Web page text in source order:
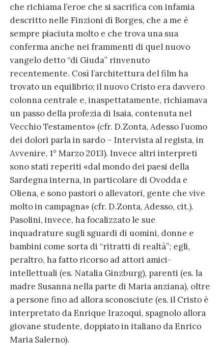
che richiama l’eroe che si sacrifica con infamia
descritto nelle Finzioni di Borges, che a me è
sempre piaciuta molto e che trova una sua
conferma anche nei frammenti di quel nuovo
vangelo detto “di Giuda” rinvenuto
recentemente. Così l’architettura del film ha
trovato un equilibrio; il nuovo Cristo era davvero
colonna centrale e, inaspettatamente, richiamava
un passo della profezia di Isaia, contenuta nel
Vecchio Testamento» (cfr. D.Zonta, Adesso l’uomo
dei dolori parla in sardo – Intervista al regista, in
Avvenire, 1° Marzo 2013). Invece altri interpreti
sono stati reperiti «dal mondo dei paesi della
Sardegna interna, in particolare di Ovodda e
Oliena, e sono pastori o allevatori, gente che vive
molto in campagna» (cfr. D.Zonta, Adesso, cit.).
Pasolini, invece, ha focalizzato le sue
inquadrature sugli sguardi di uomini, donne e
bambini come sorta di “ritratti di realtà”; egli,
peraltro, ha fatto ricorso ad attori amici-
intellettuali (es. Natalia Ginzburg), parenti (es. la
madre Susanna nella parte di Maria anziana), oltre
a persone fino ad allora sconosciute (es. il Cristo è
interpretato da Enrique Irazoqui, spagnolo allora
giovane studente, doppiato in italiano da Enrico
Maria Salerno).